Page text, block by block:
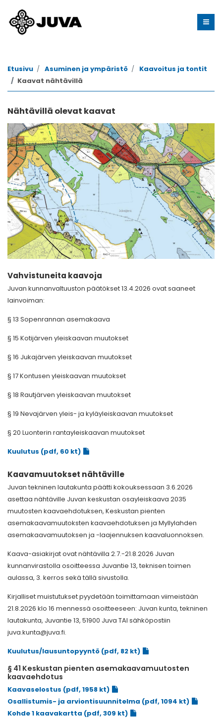
Etusivu Asuminen ja ympäristö
Kaavoitus ja tontit
Kaavat nähtävillä
Nähtävillä olevat kaavat
Vahvistuneita kaavoja
Juvan kunnanvaltuuston päätökset 13.4.2026 ovat saaneet
lainvoiman:
§ 13 Sopenrannan asemakaava
§ 15 Kotijärven yleiskaavan muutokset
§ 16 Jukajärven yleiskaavan muutokset
§ 17 Kontusen yleiskaavan muutokset
§ 18 Rautjärven yleiskaavan muutokset
§ 19 Nevajärven yleis- ja kyläyleiskaavan muutokset
§ 20 Luonterin rantayleiskaavan muutokset
Kuulutus (pdf, 60 kt)
Kaavamuutokset nähtäville
Juvan tekninen lautakunta päätti kokouksessaan 3.6.2026
asettaa nähtäville Juvan keskustan osayleiskaava 2035
muutosten kaavaehdotuksen, Keskustan pienten
asemakaavamuutoksten kaavaehdotuksen ja Myllylahden
asemakaavamuutoksen ja -laajennuksen kaavaluonnoksen.
Kaava-asiakirjat ovat nähtävilla 2.7.-21.8.2026 Juvan
kunnanvirastolla osoitteessa Juvantie 13, teknisen toimen
aulassa, 3. kerros sekä tällä sivustolla.
Kirjalliset muistutukset pyydetään toimittamaan viimeistään
21.8.2026 klo 16 mennessä osoitteeseen: Juvan kunta, tekninen
lautakunta, Juvantie 13, 51900 Juva TAI sähköpostiin
juva.kunta@juva.fi.
Kuulutus/lausuntopyyntö (pdf, 82 kt)
§ 41 Keskustan pienten asemakaavamuutosten
kaavaehdotus
Kaavaselostus (pdf, 1958 kt)
Osallistumis- ja arviontisuunnitelma (pdf, 1094 kt)
Kohde 1 kaavakartta (pdf, 309 kt)